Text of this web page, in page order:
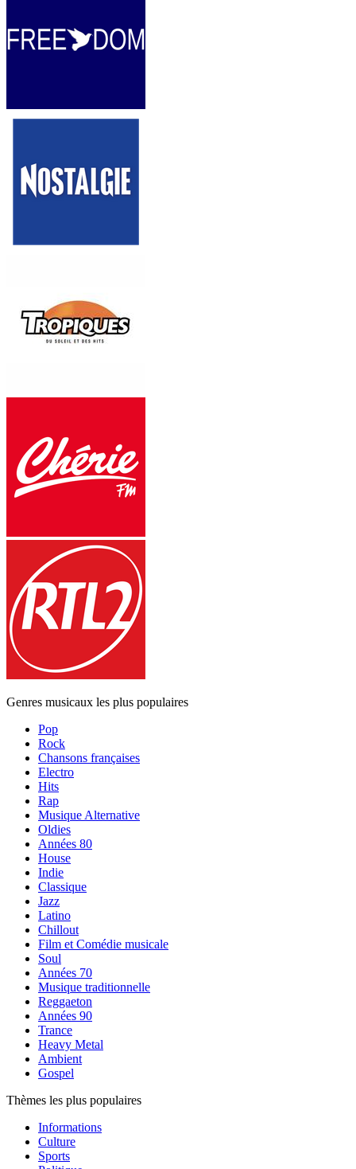
Genres musicaux les plus populaires
Pop
Rock
Chansons françaises
Electro
Hits
Rap
Musique Alternative
Oldies
Années 80
House
Indie
Classique
Jazz
Latino
Chillout
Film et Comédie musicale
Soul
Années 70
Musique traditionnelle
Reggaeton
Années 90
Trance
Heavy Metal
Ambient
Gospel
Thèmes les plus populaires
Informations
Culture
Sports